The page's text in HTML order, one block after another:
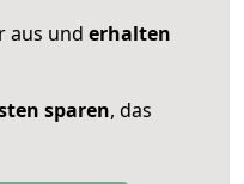
aus und erhalten
sparen, das